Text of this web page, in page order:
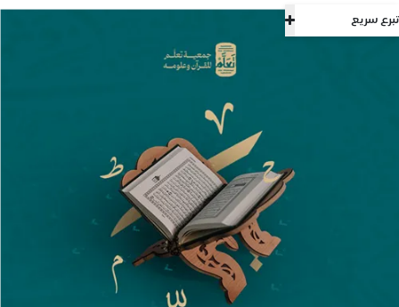
تبرع سريع